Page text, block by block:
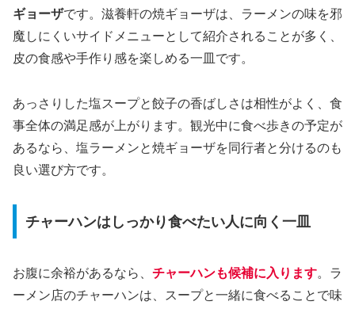
ギョーザです。滋養軒の焼ギョーザは、ラーメンの味を邪
魔しにくいサイドメニューとして紹介されることが多く、
皮の食感や手作り感を楽しめる一皿です。
あっさりした塩スープと餃子の香ばしさは相性がよく、食
事全体の満足感が上がります。観光中に食べ歩きの予定が
あるなら、塩ラーメンと焼ギョーザを同行者と分けるのも
良い選び方です。
チャーハンはしっかり食べたい人に向く一皿
お腹に余裕があるなら、 チャーハンも候補に入ります。ラ
ーメン店のチャーハンは、スープと一緒に食べることで味